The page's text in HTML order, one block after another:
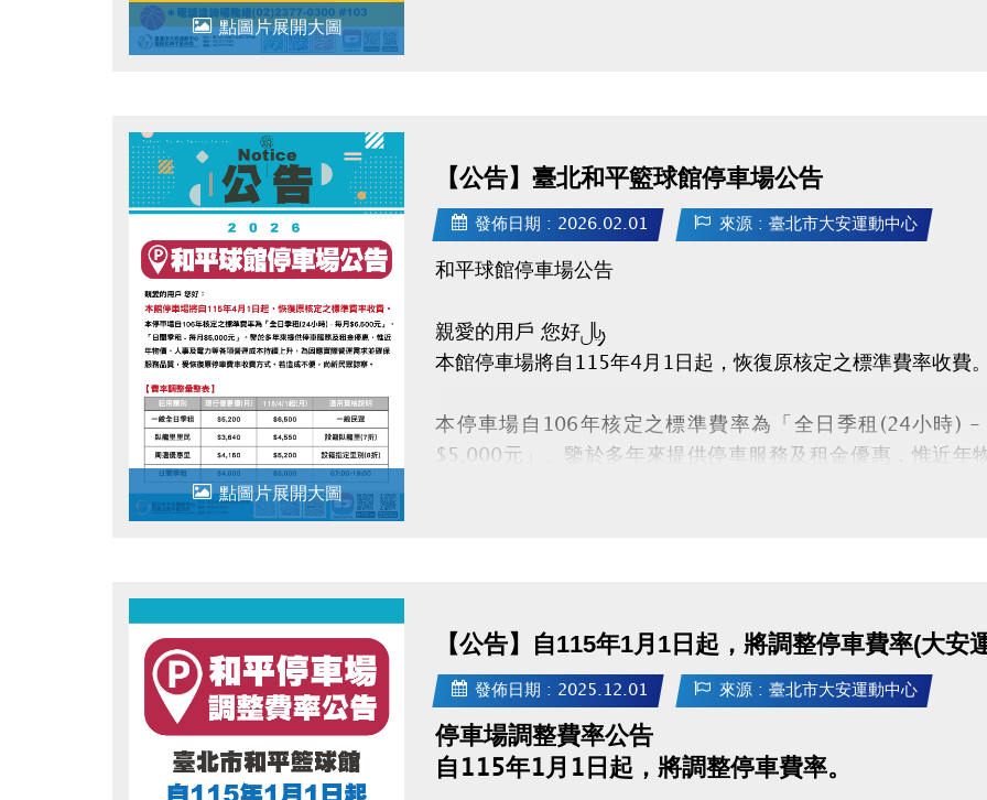
點圖片展開大圖
▪︎ 大安APP 長佳Sports+ APP傳送門⬇
APPLE 傳送門點我(開啟新視窗)
google play 傳送門點我(開啟新視窗)
點圖片展開大圖
【公告】臺北和平籃球館停車場公告
發佈日期 : 2026.02.01 來源 : 臺北市大安運動中心
和平球館停車場公告
親愛的用戶 您好：
本館停車場將自115年4月1日起，恢復原核定之標準費率收費
本停車場自106年核定之標準費率為「全日季租(24小時)
$5,000元」。鑒於多年來提供停車服務及租金優惠，惟近年
【公告】自115年1月1日起，將調整停車費率(大安
發佈日期 : 2025.12.01 來源 : 臺北市大安運動中心
停車場調整費率公告
自115年1月1日起，將調整停車費率。